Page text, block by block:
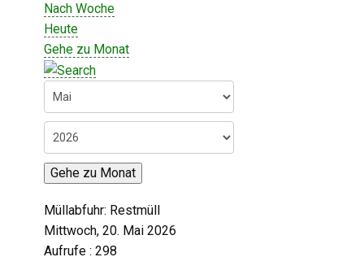
Vereine
Digitaler Amtshelfer
Offener Haushalt
Leben in Oberdorf
Bildergalerie
Geschichte
Nach Woche
Heute
Gehe zu Monat
Gehe zu Monat
Müllabfuhr: Restmüll
Mittwoch, 20. Mai 2026
Aufrufe : 298